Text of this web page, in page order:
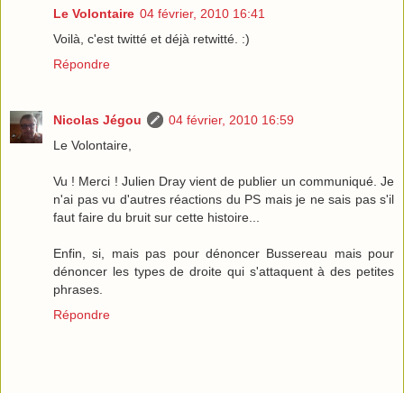
Le Volontaire 04 février, 2010 16:41
Voilà, c'est twitté et déjà retwitté. :)
Répondre
Nicolas Jégou
04 février, 2010 16:59
Le Volontaire,
Vu ! Merci ! Julien Dray vient de publier un communiqué. Je
n'ai pas vu d'autres réactions du PS mais je ne sais pas s'il
faut faire du bruit sur cette histoire...
Enfin, si, mais pas pour dénoncer Bussereau mais pour
dénoncer les types de droite qui s'attaquent à des petites
phrases.
Répondre